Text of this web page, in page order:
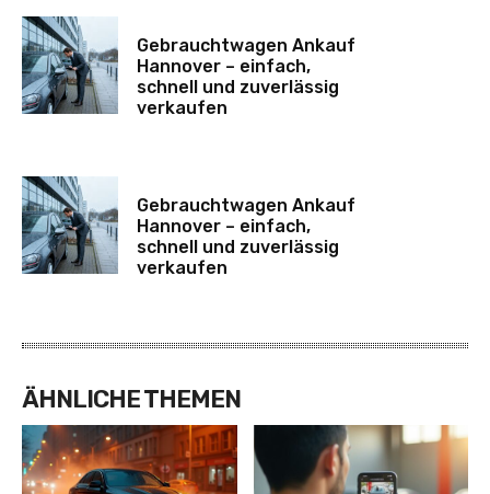
Gebrauchtwagen Ankauf
Hannover – einfach,
schnell und zuverlässig
verkaufen
Gebrauchtwagen Ankauf
Hannover – einfach,
schnell und zuverlässig
verkaufen
ÄHNLICHE THEMEN